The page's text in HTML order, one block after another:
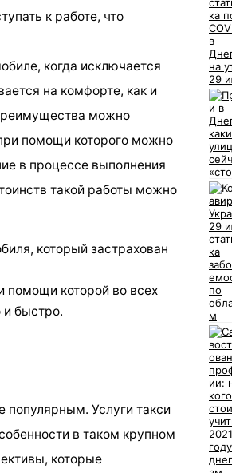
к работе, что
когда исключается
на комфорте, как и
можно
помощи которого можно
в процессе выполнения
такой работы можно
который застрахован
помощи которой во всех
и быстро.
популярным. Услуги такси
в таком крупном
которые